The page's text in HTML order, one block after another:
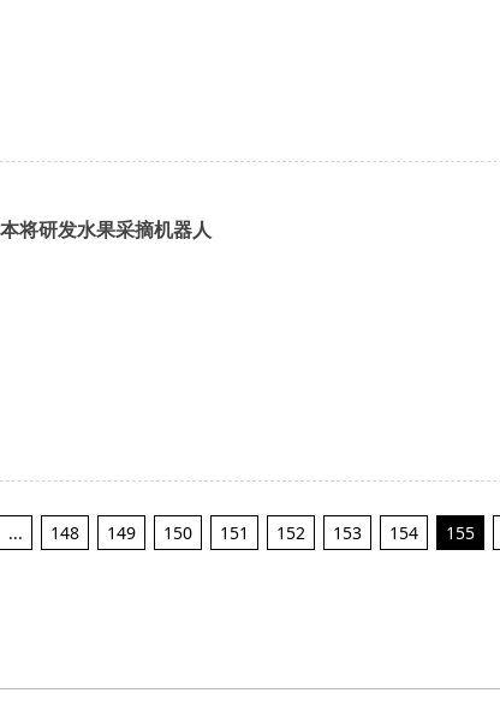
将研发水果采摘机器人
... 148 149 150 151 152 153 154 155